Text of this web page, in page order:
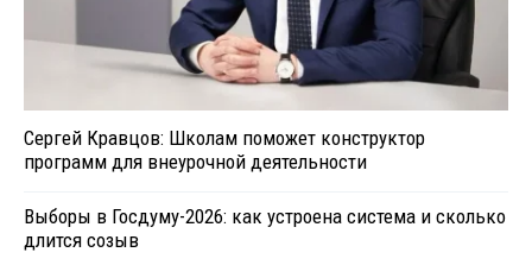
Сергей Кравцов: Школам поможет конструктор
программ для внеурочной деятельности
Выборы в Госдуму-2026: как устроена система и сколько
длится созыв